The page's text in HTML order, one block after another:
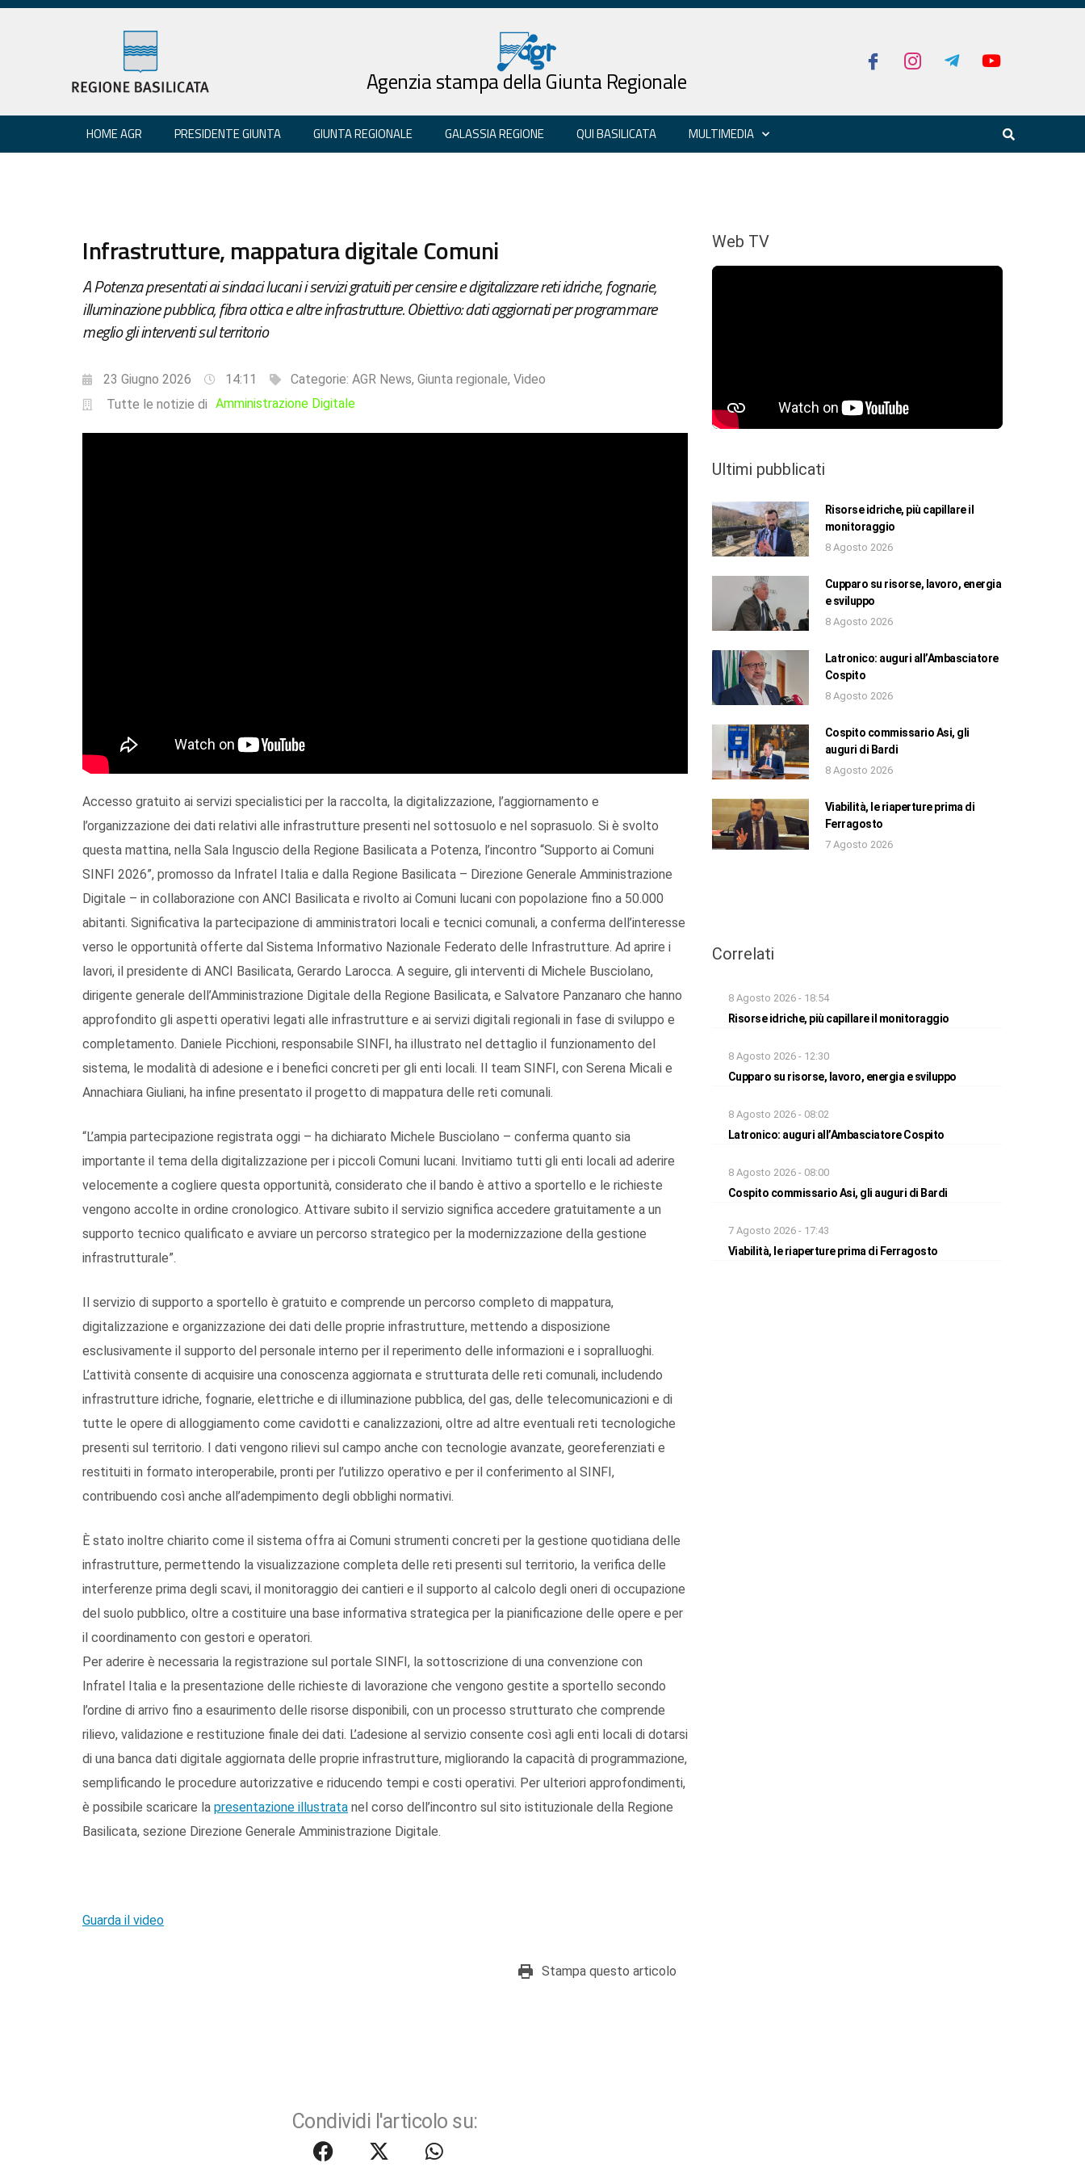
Agenzia stampa della Giunta Regionale
HOME AGR PRESIDENTE GIUNTA GIUNTA REGIONALE GALASSIA REGIONE QUI BASILICATA MULTIMEDIA
Infrastrutture, mappatura digitale Comuni
A Potenza presentati ai sindaci lucani i servizi gratuiti per censire e digitalizzare reti idriche, fognarie,
illuminazione pubblica, fibra ottica e altre infrastrutture. Obiettivo: dati aggiornati per programmare
meglio gli interventi sul territorio
23 Giugno 2026 14:11 Categorie: AGR News, Giunta regionale, Video
Tutte le notizie di Amministrazione Digitale
Accesso gratuito ai servizi specialistici per la raccolta, la digitalizzazione, l’aggiornamento e
l’organizzazione dei dati relativi alle infrastrutture presenti nel sottosuolo e nel soprasuolo. Si è svolto
questa mattina, nella Sala Inguscio della Regione Basilicata a Potenza, l’incontro “Supporto ai Comuni
SINFI 2026”, promosso da Infratel Italia e dalla Regione Basilicata – Direzione Generale Amministrazione
Digitale – in collaborazione con ANCI Basilicata e rivolto ai Comuni lucani con popolazione fino a 50.000
abitanti. Significativa la partecipazione di amministratori locali e tecnici comunali, a conferma dell’interesse
verso le opportunità offerte dal Sistema Informativo Nazionale Federato delle Infrastrutture. Ad aprire i
lavori, il presidente di ANCI Basilicata, Gerardo Larocca. A seguire, gli interventi di Michele Busciolano,
dirigente generale dell’Amministrazione Digitale della Regione Basilicata, e Salvatore Panzanaro che hanno
approfondito gli aspetti operativi legati alle infrastrutture e ai servizi digitali regionali in fase di sviluppo e
completamento. Daniele Picchioni, responsabile SINFI, ha illustrato nel dettaglio il funzionamento del
sistema, le modalità di adesione e i benefici concreti per gli enti locali. Il team SINFI, con Serena Micali e
Annachiara Giuliani, ha infine presentato il progetto di mappatura delle reti comunali.
“L’ampia partecipazione registrata oggi – ha dichiarato Michele Busciolano – conferma quanto sia
importante il tema della digitalizzazione per i piccoli Comuni lucani. Invitiamo tutti gli enti locali ad aderire
velocemente a cogliere questa opportunità, considerato che il bando è attivo a sportello e le richieste
vengono accolte in ordine cronologico. Attivare subito il servizio significa accedere gratuitamente a un
supporto tecnico qualificato e avviare un percorso strategico per la modernizzazione della gestione
infrastrutturale”.
Il servizio di supporto a sportello è gratuito e comprende un percorso completo di mappatura,
digitalizzazione e organizzazione dei dati delle proprie infrastrutture, mettendo a disposizione
esclusivamente il supporto del personale interno per il reperimento delle informazioni e i sopralluoghi.
L’attività consente di acquisire una conoscenza aggiornata e strutturata delle reti comunali, includendo
infrastrutture idriche, fognarie, elettriche e di illuminazione pubblica, del gas, delle telecomunicazioni e di
tutte le opere di alloggiamento come cavidotti e canalizzazioni, oltre ad altre eventuali reti tecnologiche
presenti sul territorio. I dati vengono rilievi sul campo anche con tecnologie avanzate, georeferenziati e
restituiti in formato interoperabile, pronti per l’utilizzo operativo e per il conferimento al SINFI,
contribuendo così anche all’adempimento degli obblighi normativi.
È stato inoltre chiarito come il sistema offra ai Comuni strumenti concreti per la gestione quotidiana delle
infrastrutture, permettendo la visualizzazione completa delle reti presenti sul territorio, la verifica delle
interferenze prima degli scavi, il monitoraggio dei cantieri e il supporto al calcolo degli oneri di occupazione
del suolo pubblico, oltre a costituire una base informativa strategica per la pianificazione delle opere e per
il coordinamento con gestori e operatori.
Per aderire è necessaria la registrazione sul portale SINFI, la sottoscrizione di una convenzione con
Infratel Italia e la presentazione delle richieste di lavorazione che vengono gestite a sportello secondo
l’ordine di arrivo fino a esaurimento delle risorse disponibili, con un processo strutturato che comprende
rilievo, validazione e restituzione finale dei dati. L’adesione al servizio consente così agli enti locali di dotarsi
di una banca dati digitale aggiornata delle proprie infrastrutture, migliorando la capacità di programmazione,
semplificando le procedure autorizzative e riducendo tempi e costi operativi. Per ulteriori approfondimenti,
è possibile scaricare la presentazione illustrata nel corso dell’incontro sul sito istituzionale della Regione
Basilicata, sezione Direzione Generale Amministrazione Digitale.
Guarda il video
Stampa questo articolo
Condividi l'articolo su:
Web TV
Ultimi pubblicati
Risorse idriche, più capillare il
monitoraggio
8 Agosto 2026
Cupparo su risorse, lavoro, energia
e sviluppo
8 Agosto 2026
Latronico: auguri all’Ambasciatore
Cospito
8 Agosto 2026
Cospito commissario Asi, gli
auguri di Bardi
8 Agosto 2026
Viabilità, le riaperture prima di
Ferragosto
7 Agosto 2026
Correlati
8 Agosto 2026 - 18:54
Risorse idriche, più capillare il monitoraggio
8 Agosto 2026 - 12:30
Cupparo su risorse, lavoro, energia e sviluppo
8 Agosto 2026 - 08:02
Latronico: auguri all’Ambasciatore Cospito
8 Agosto 2026 - 08:00
Cospito commissario Asi, gli auguri di Bardi
7 Agosto 2026 - 17:43
Viabilità, le riaperture prima di Ferragosto